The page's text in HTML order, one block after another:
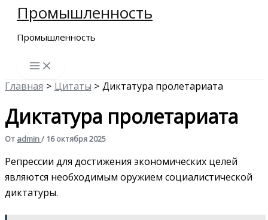
Перейти
содержимому
Промышленность
Промышленность
Главная Цитаты Диктатура пролетариата
Диктатура пролетариата
От admin/ 16 октября 2025
Репрессии для достижения экономических целей
являются необходимым оружием социалистической
диктатуры.